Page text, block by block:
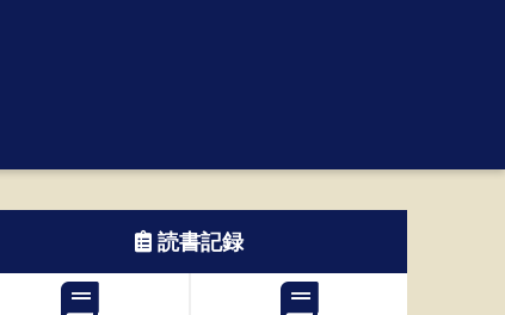
読書記録